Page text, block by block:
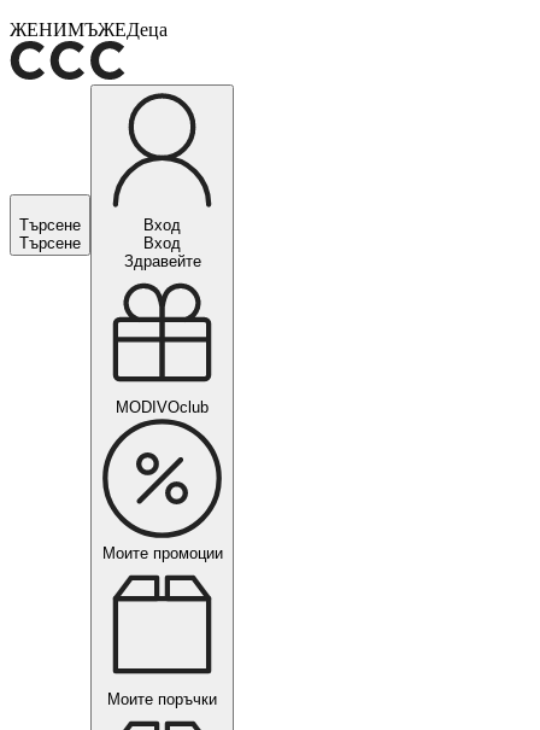
ЖЕНИМЪЖЕДеца
Търсене
Търсене
Вход
Вход
Здравейте
MODIVOclub
Моите промоции
Моите поръчки